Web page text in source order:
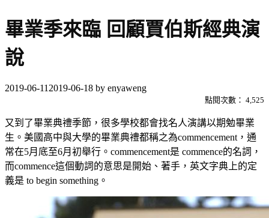
畢業季來臨 回顧賈伯斯經典演
說
2019-06-112019-06-18 by enyaweng
點閱次數： 4,525
又到了畢業典禮季節，很多學校都會找名人演講以期勉畢業
生。美國高中與大學的畢業典禮都稱之為commencement，通
常在5月底至6月初舉行。commencement是 commence的名詞，
而commence這個動詞的意思是開始、著手，英文字典上的定
義是 to begin something。